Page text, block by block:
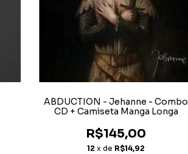
ABDUCTION - Jehanne - Combo
CD + Camiseta Manga Longa
R$145,00
12 x de R$14,92